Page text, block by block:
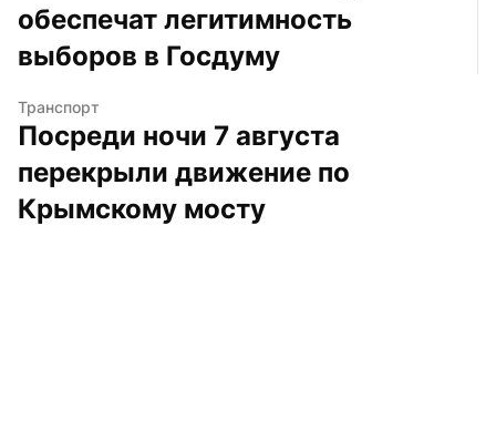
обеспечат легитимность
выборов в Госдуму
Транспорт
Посреди ночи 7 августа
перекрыли движение по
Крымскому мосту